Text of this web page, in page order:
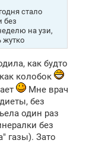
стало
без
на узи,
жутко
как будто
колобок
Мне врач
без
один раз
без
газы). Зато